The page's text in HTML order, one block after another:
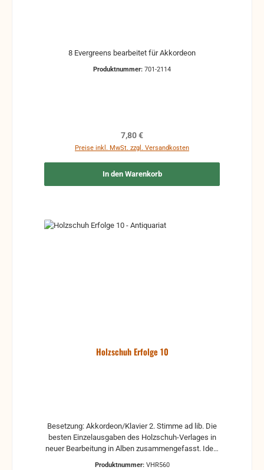
8 Evergreens bearbeitet für Akkordeon
Produktnummer: 701-2114
Regulärer Preis:
7,80 €
Preise inkl. MwSt. zzgl. Versandkosten
In den Warenkorb
Holzschuh Erfolge 10
Besetzung: Akkordeon/Klavier 2. Stimme ad lib. Die
besten Einzelausgaben des Holzschuh-Verlages in
neuer Bearbeitung in Alben zusammengefasst. Ideal
Produktnummer: VHR560